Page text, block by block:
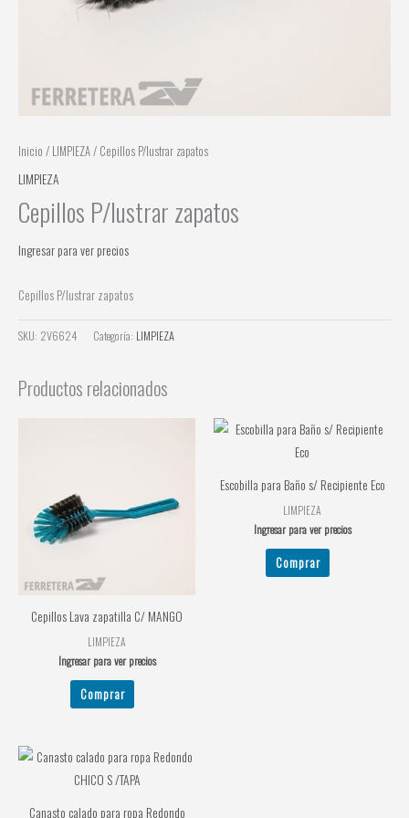
Inicio / LIMPIEZA/ Cepillos P/lustrar zapatos
LIMPIEZA
Cepillos P/lustrar zapatos
Ingresar para ver precios
Cepillos P/lustrar zapatos
SKU: 2V6624 Categoría: LIMPIEZA
Productos relacionados
Cepillos Lava zapatilla C/ MANGO
LIMPIEZA
Ingresar para ver precios
Comprar
Escobilla para Baño s/ Recipiente Eco
LIMPIEZA
Ingresar para ver precios
Comprar
Canasto calado para ropa Redondo